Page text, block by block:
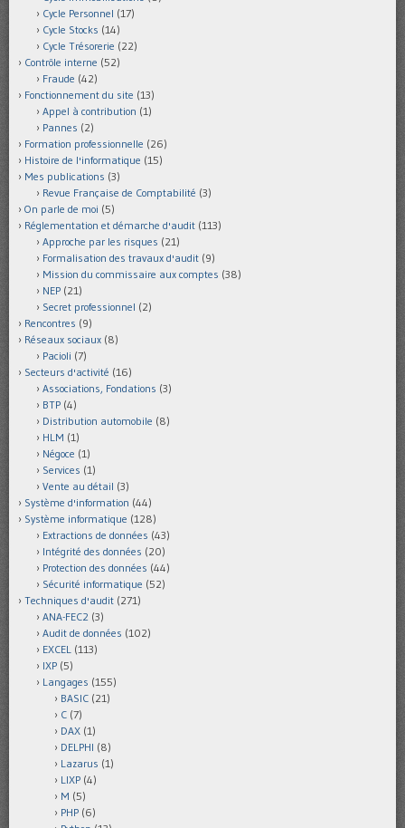
Cycle Personnel (17)
Cycle Stocks (14)
Cycle Trésorerie (22)
Contrôle interne (52)
Fraude (42)
Fonctionnement du site (13)
Appel à contribution (1)
Pannes (2)
Formation professionnelle (26)
Histoire de l'informatique (15)
Mes publications (3)
Revue Française de Comptabilité (3)
On parle de moi (5)
Réglementation et démarche d'audit (113)
Approche par les risques (21)
Formalisation des travaux d'audit (9)
Mission du commissaire aux comptes (38)
NEP (21)
Secret professionnel (2)
Rencontres (9)
Réseaux sociaux (8)
Pacioli (7)
Secteurs d'activité (16)
Associations, Fondations (3)
BTP (4)
Distribution automobile (8)
HLM (1)
Négoce (1)
Services (1)
Vente au détail (3)
Système d'information (44)
Système informatique (128)
Extractions de données (43)
Intégrité des données (20)
Protection des données (44)
Sécurité informatique (52)
Techniques d'audit (271)
ANA-FEC2 (3)
Audit de données (102)
EXCEL (113)
IXP (5)
Langages (155)
BASIC (21)
C (7)
DAX (1)
DELPHI (8)
Lazarus (1)
LIXP (4)
M (5)
PHP (6)